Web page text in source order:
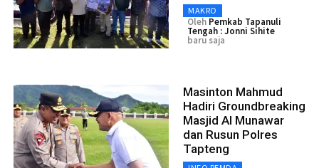
MAKRO
Oleh Pemkab Tapanuli
Tengah : Jonni Sihite
baru saja
Masinton Mahmud
Hadiri Groundbreaking
Masjid Al Munawar
dan Rusun Polres
Tapteng